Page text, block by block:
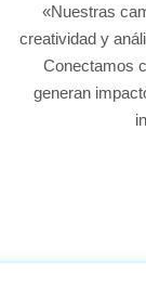
«Nuestras
creatividad y
Conectamos
generan